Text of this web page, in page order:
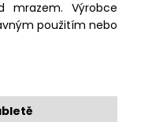
mrazem. Výrobce
použitím nebo